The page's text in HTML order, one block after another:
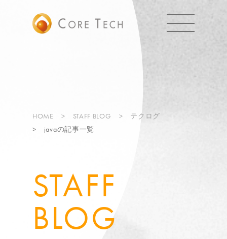
HOME STAFF BLOG
テクログ
javaの記事一覧
STAFF
BLOG